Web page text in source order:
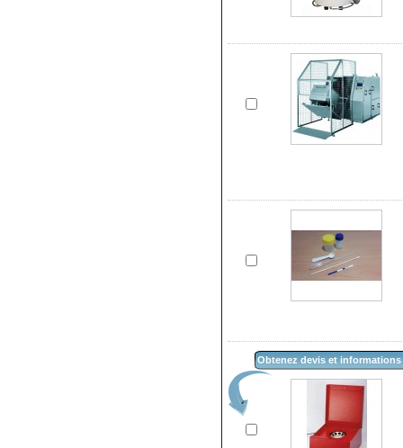
Obtenez devis et informations